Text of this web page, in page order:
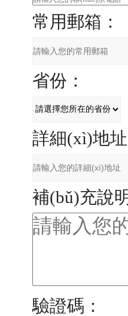
常用郵箱：
省份：
詳細(xì)地
補(bǔ)充說
驗證碼：